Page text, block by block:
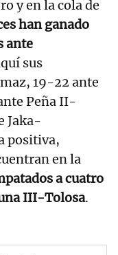
y en la cola de
han ganado
ante
sus
19-22 ante
Peña II-
Jaka-
positiva,
en la
a cuatro
III-Tolosa.